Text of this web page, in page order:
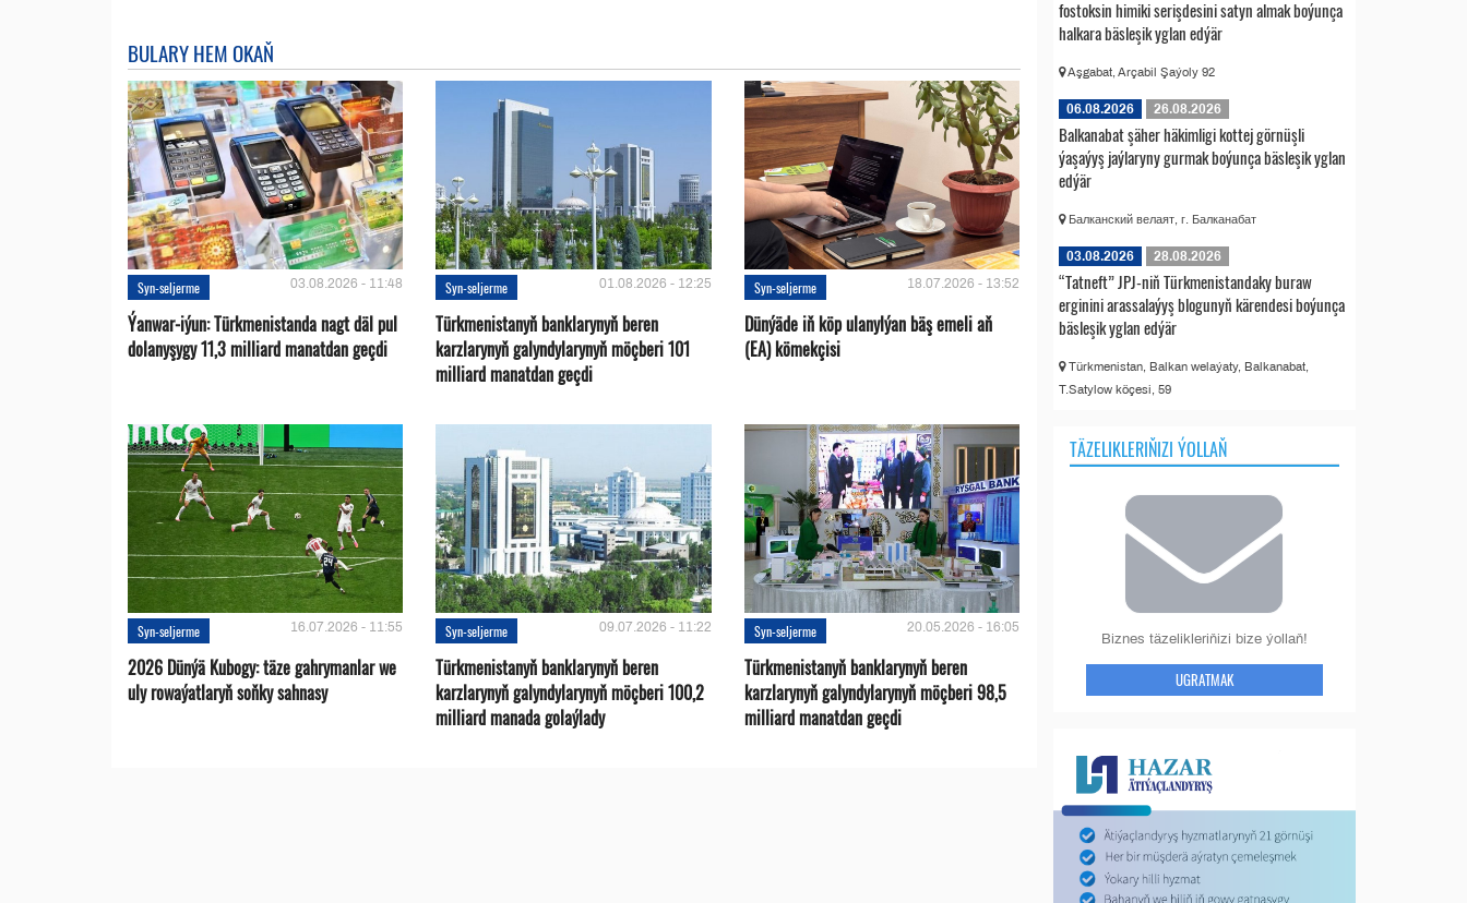
BULARY HEM OKAŇ
Syn-seljerme 03.08.2026 - 11:48
Ýanwar-iýun: Türkmenistanda nagt däl pul
dolanyşygy 11,3 milliard manatdan geçdi
Syn-seljerme 01.08.2026 - 12:25
Türkmenistanyň banklarynyň beren
karzlarynyň galyndylarynyň möçberi 101
milliard manatdan geçdi
Syn-seljerme 18.07.2026 - 13:52
Dünýäde iň köp ulanylýan bäş emeli aň
(EA) kömekçisi
Syn-seljerme 16.07.2026 - 11:55
2026 Dünýä Kubogy: täze gahrymanlar we
uly rowaýatlaryň soňky sahnasy
Syn-seljerme 09.07.2026 - 11:22
Türkmenistanyň banklarynyň beren
karzlarynyň galyndylarynyň möçberi 100,2
milliard manada golaýlady
Syn-seljerme 20.05.2026 - 16:05
Türkmenistanyň banklarynyň beren
karzlarynyň galyndylarynyň möçberi 98,5
milliard manatdan geçdi
fostoksin himiki serişdesini satyn almak boýunça
halkara bäsleşik yglan edýär
Aşgabat, Arçabil Şaýoly 92
06.08.2026 26.08.2026
Balkanabat şäher häkimligi kottej görnüşli
ýaşaýyş jaýlaryny gurmak boýunça bäsleşik yglan
edýär
Балканский велаят, г. Балканабат
03.08.2026 28.08.2026
“Tatneft” JPJ-niň Türkmenistandaky buraw
erginini arassalaýyş blogunyň kärendesi boýunça
bäsleşik yglan edýär
Türkmenistan, Balkan welaýaty, Balkanabat,
T.Satylow köçesi, 59
TÄZELIKLERIŇIZI ÝOLLAŇ
Biznes täzelikleriňizi bize ýollaň!
UGRATMAK